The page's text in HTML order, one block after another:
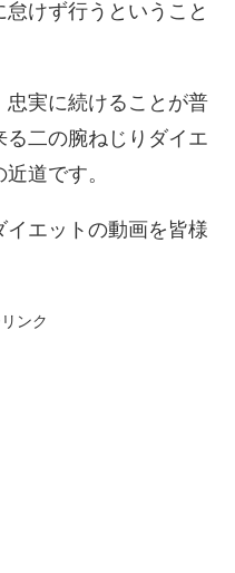
けず行うということ
忠実に続けることが普
二の腕ねじりダイエ
道です。
イエットの動画を皆様
ンク